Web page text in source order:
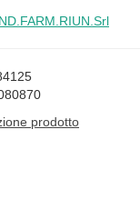
prodotto